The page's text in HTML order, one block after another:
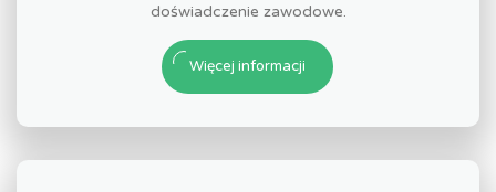
doświadczenie zawodowe.
Więcej informacji